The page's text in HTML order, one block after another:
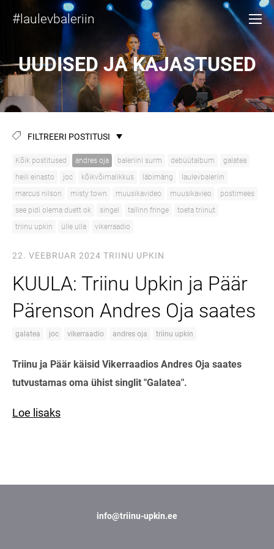
# laulevbaleriin
UUDISED JA KAJASTUSED
FILTREERI POSTITUSI
Kõik postitused andres oja baleriini surm debüütalbum
galatea
heili einasto
joc kõikvõimalikkus läbimäng
laulevbaleriin
marcus nilson
misty town muusikavideo muusikavieo
postimees
see pidi olema duett ok
singel tallinn fringe
toeta triinut
triinu upkin
ülle ulla vikerraadio
22. VEEBRUAR 2024 TRIINU UPKIN
KUULA: Triinu Upkin ja Päär
Pärenson Andres Oja saates
galatea joc vikerraadio andres oja triinu upkin
Triinu ja Päär käisid Vikerraadios Andres Oja saates
tutvustamas oma ühist singlit "Galatea".
Loe lisaks
info@triinu-upkin.ee